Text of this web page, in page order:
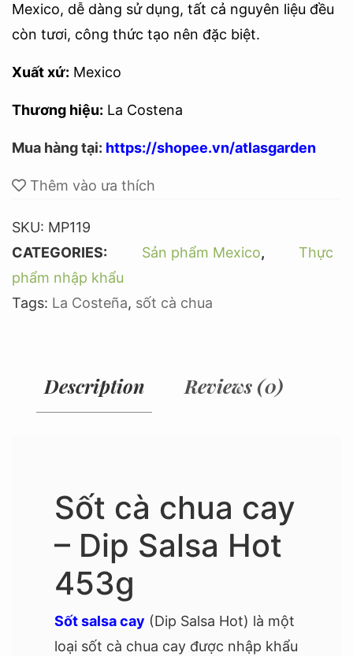
Mexico, dễ dàng sử dụng, tất cả nguyên liệu đều
còn tươi, công thức tạo nên đặc biệt.
Xuất xứ: Mexico
Thương hiệu: La Costena
Mua hàng tại: https://shopee.vn/atlasgarden
Thêm vào ưa thích
SKU: MP119
CATEGORIES:
Sản phẩm Mexico,
Thực
phẩm nhập khẩu
Tags: La Costeña, sốt cà chua
Description Reviews (0)
Sốt cà chua cay
– Dip Salsa Hot
453g
Sốt salsa cay (Dip Salsa Hot) là một
loại sốt cà chua cay được nhập khẩu